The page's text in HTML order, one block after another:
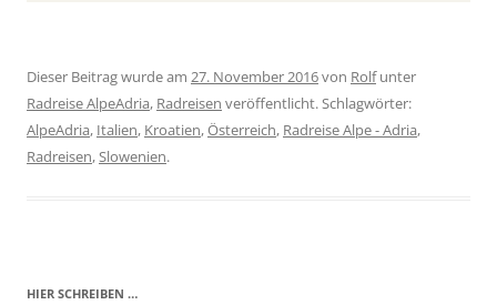
Dieser Beitrag wurde am 27. November 2016von Rolfunter
Radreise AlpeAdria, Radreisen veröffentlicht. Schlagwörter:
AlpeAdria, Italien, Kroatien,Österreich, Radreise Alpe - Adria,
Radreisen,Slowenien.
HIER SCHREIBEN …